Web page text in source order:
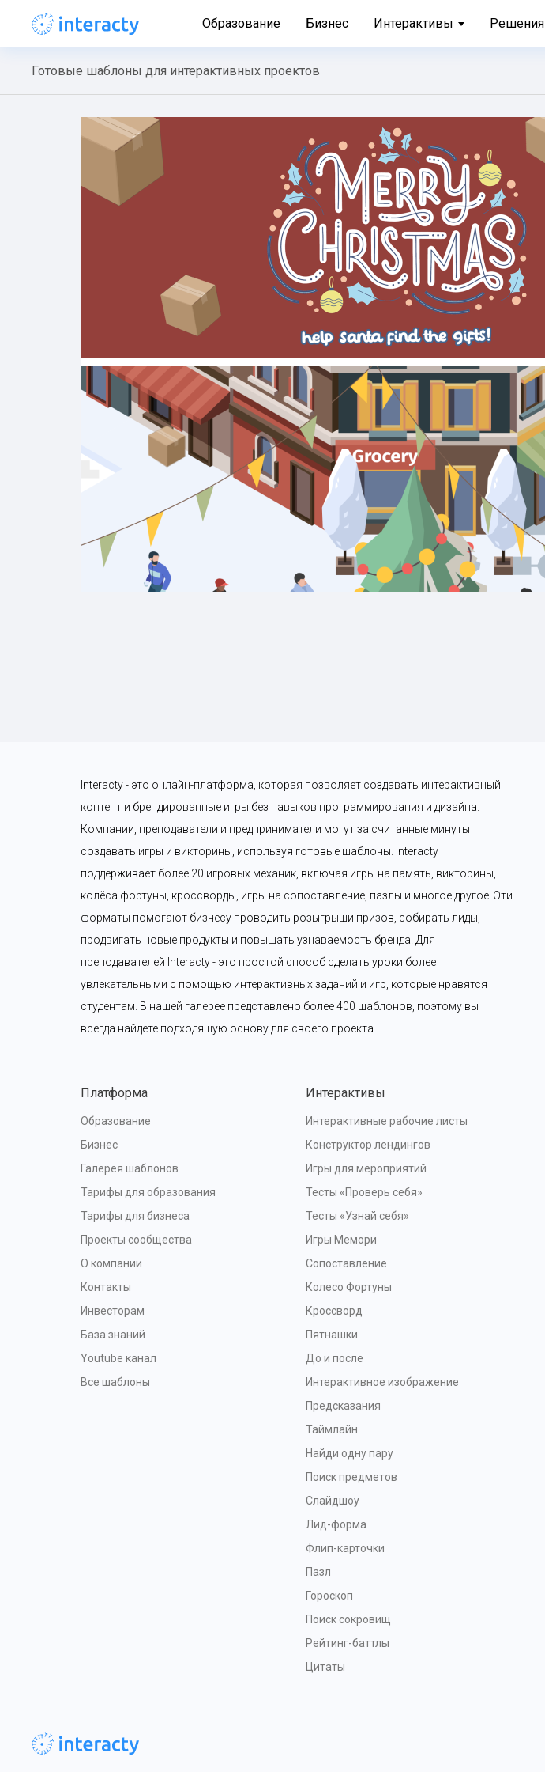
Образование Бизнес Интерактивы Решения
Готовые шаблоны для интерактивных проектов
Interacty - это онлайн-платформа, которая позволяет создавать интерактивный
контент и брендированные игры без навыков программирования и дизайна.
Компании, преподаватели и предприниматели могут за считанные минуты
создавать игры и викторины, используя готовые шаблоны. Interacty
поддерживает более 20 игровых механик, включая игры на память, викторины,
колёса фортуны, кроссворды, игры на сопоставление, пазлы и многое другое. Эти
форматы помогают бизнесу проводить розыгрыши призов, собирать лиды,
продвигать новые продукты и повышать узнаваемость бренда. Для
преподавателей Interacty - это простой способ сделать уроки более
увлекательными с помощью интерактивных заданий и игр, которые нравятся
студентам. В нашей галерее представлено более 400 шаблонов, поэтому вы
всегда найдёте подходящую основу для своего проекта.
Платформа
Образование
Бизнес
Галерея шаблонов
Тарифы для образования
Тарифы для бизнеса
Проекты сообщества
О компании
Контакты
Инвесторам
База знаний
Youtube канал
Все шаблоны
Интерактивы
Интерактивные рабочие листы
Конструктор лендингов
Игры для мероприятий
Тесты «Проверь себя»
Тесты «Узнай себя»
Игры Мемори
Сопоставление
Колесо Фортуны
Кроссворд
Пятнашки
До и после
Интерактивное изображение
Предсказания
Таймлайн
Найди одну пару
Поиск предметов
Слайдшоу
Лид-форма
Флип-карточки
Пазл
Гороскоп
Поиск сокровищ
Рейтинг-баттлы
Цитаты